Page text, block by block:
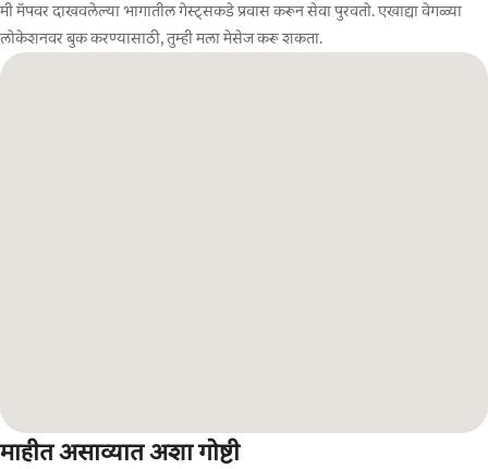
मी मॅपवर दाखवलेल्या भागातील गेस्ट्सकडे प्रवास करून सेवा पुरवतो. एखाद्या वेगळ्या
लोकेशनवर बुक करण्यासाठी, तुम्ही मला मेसेज करू शकता.
माहीत असाव्यात अशा गोष्टी